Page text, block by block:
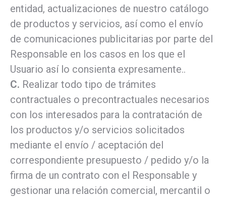
entidad, actualizaciones de nuestro catálogo
de productos y servicios, así como el envío
de comunicaciones publicitarias por parte del
Responsable en los casos en los que el
Usuario así lo consienta expresamente..
C. Realizar todo tipo de trámites
contractuales o precontractuales necesarios
con los interesados para la contratación de
los productos y/o servicios solicitados
mediante el envío / aceptación del
correspondiente presupuesto / pedido y/o la
firma de un contrato con el Responsable y
gestionar una relación comercial, mercantil o